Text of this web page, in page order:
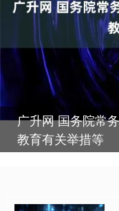
广升网 国务院常
教育有关举措等